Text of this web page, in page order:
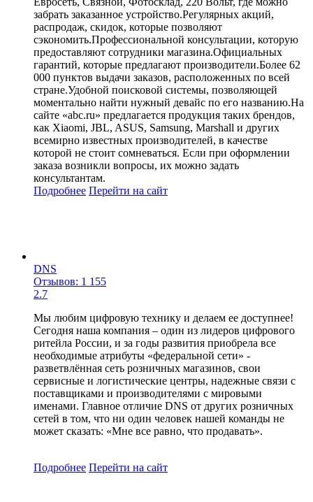
забрать заказанное устройство.Регулярных акций,
распродаж, скидок, которые позволяют
сэкономить.Профессиональной консультации, которую
предоставляют сотрудники магазина.Официальных
гарантий, которые предлагают производители.Более 62
000 пунктов выдачи заказов, расположенных по всей
стране.Удобной поисковой системы, позволяющей
моментально найти нужный девайс по его названию.На
сайте «abc.ru» предлагается продукция таких брендов,
как Xiaomi, JBL, ASUS, Samsung, Marshall и других
всемирно известных производителей, в качестве
которой не стоит сомневаться. Если при оформлении
заказа возникли вопросы, их можно задать
консультантам.
Подробнее Перейти на сайт
DNS
Отзывов: 1 155
2.7
Мы любим цифровую технику и делаем ее доступнее!
Сегодня наша компания – один из лидеров цифрового
ритейла России, и за годы развития приобрела все
необходимые атрибуты «федеральной сети» -
разветвлённая сеть розничных магазинов, свои
сервисные и логистические центры, надежные связи с
поставщиками и производителями с мировыми
именами. Главное отличие DNS от других розничных
сетей в том, что ни один человек нашей команды не
может сказать: «Мне все равно, что продавать».
Подробнее Перейти на сайт